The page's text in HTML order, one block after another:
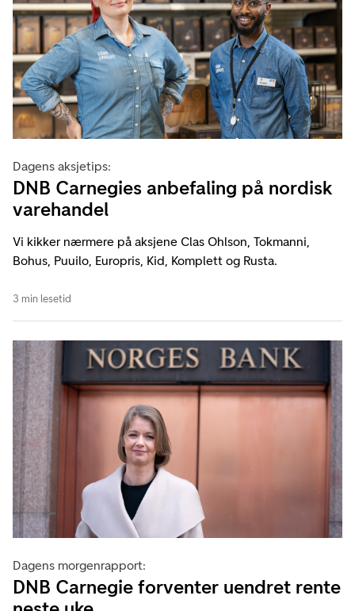
Dagens aksjetips:
DNB Carnegies anbefaling på nordisk
varehandel
Vi kikker nærmere på aksjene Clas Ohlson, Tokmanni,
Bohus, Puuilo, Europris, Kid, Komplett og Rusta.
3 min lesetid
Dagens morgenrapport:
DNB Carnegie forventer uendret rente